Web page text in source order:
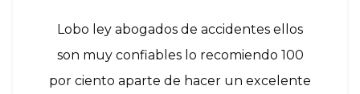
Lobo ley abogados de accidentes ellos
son muy confiables lo recomiendo 100
por ciento aparte de hacer un excelente